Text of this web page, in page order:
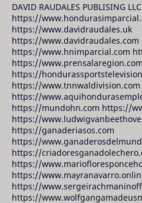
DAVID RAUDALES PUBLISING LLC
https://
https://www.davidraudales.uk
https://www.davidraudales.com
https://www.hnimparcial.com
https://www.prensalaregion.com
https://
https://www.tnnwaldivision.com
https://
https://mundohn.com https://
https://
https://ganaderiasos.com
https://
https://
https://
https://
https://
https://